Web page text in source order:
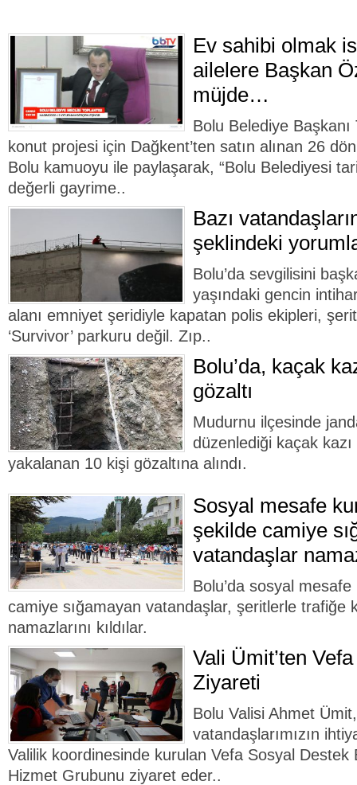
Ev sahibi olmak
ailelere Başkan
müjde…
Bolu Belediye
konut projesi için Dağkent’ten satın alınan 26
Bolu kamuoyu ile paylaşarak, “Bolu Belediyesi
değerli gayrime..
Bazı
şeklindeki
Bolu’da sevgilisini
yaşındaki gencin
alanı emniyet şeridiyle kapatan polis ekipleri,
‘Survivor’ parkuru değil. Zıp..
Bolu’da, kaçak
gözaltı
Mudurnu ilçesinde
düzenlediği kaçak
yakalanan 10 kişi gözaltına alındı.
Sosyal mesafe
şekilde camiye
vatandaşlar
Bolu’da sosyal
camiye sığamayan vatandaşlar, şeritlerle trafiğe
namazlarını kıldılar.
Vali Ümit’ten
Ziyareti
Bolu Valisi Ahmet Ümit,
vatandaşlarımızın
Valilik koordinesinde kurulan Vefa Sosyal
Hizmet Grubunu ziyaret eder..